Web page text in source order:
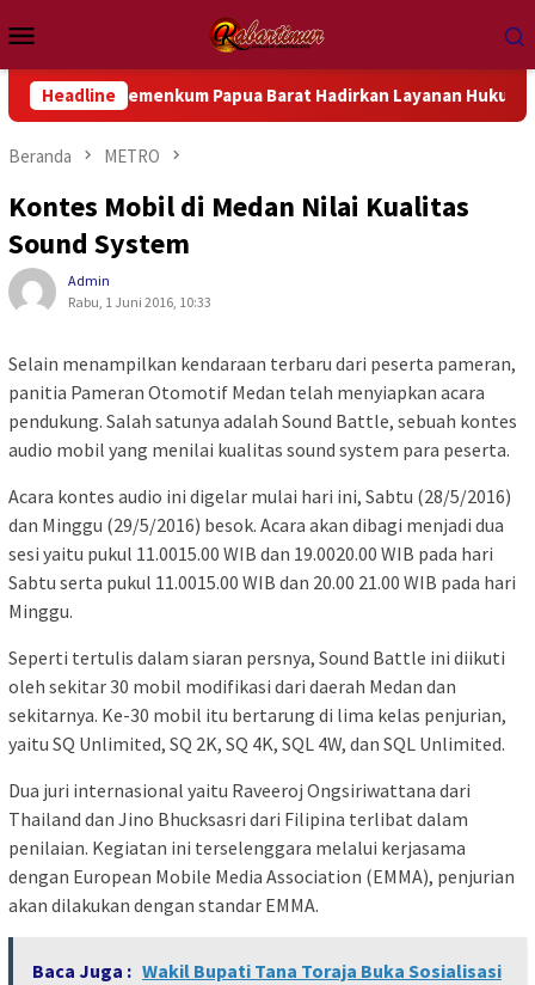
ke
kontenMobile
Headline
Kemenkum Papua Barat Hadirkan Layanan Hukum Gratis dan
Beranda METRO
Kontes Mobil di Medan Nilai Kualitas
Sound System
Admin
Rabu, 1 Juni 2016, 10:33
Selain menampilkan kendaraan terbaru dari peserta pameran,
panitia Pameran Otomotif Medan telah menyiapkan acara
pendukung. Salah satunya adalah Sound Battle, sebuah kontes
audio mobil yang menilai kualitas sound system para peserta.
Acara kontes audio ini digelar mulai hari ini, Sabtu (28/5/2016)
dan Minggu (29/5/2016) besok. Acara akan dibagi menjadi dua
sesi yaitu pukul 11.0015.00 WIB dan 19.0020.00 WIB pada hari
Sabtu serta pukul 11.0015.00 WIB dan 20.00 21.00 WIB pada hari
Minggu.
Seperti tertulis dalam siaran persnya, Sound Battle ini diikuti
oleh sekitar 30 mobil modifikasi dari daerah Medan dan
sekitarnya. Ke-30 mobil itu bertarung di lima kelas penjurian,
yaitu SQ Unlimited, SQ 2K, SQ 4K, SQL 4W, dan SQL Unlimited.
Dua juri internasional yaitu Raveeroj Ongsiriwattana dari
Thailand dan Jino Bhucksasri dari Filipina terlibat dalam
penilaian. Kegiatan ini terselenggara melalui kerjasama
dengan European Mobile Media Association (EMMA), penjurian
akan dilakukan dengan standar EMMA.
Baca Juga : Wakil Bupati Tana Toraja Buka Sosialisasi